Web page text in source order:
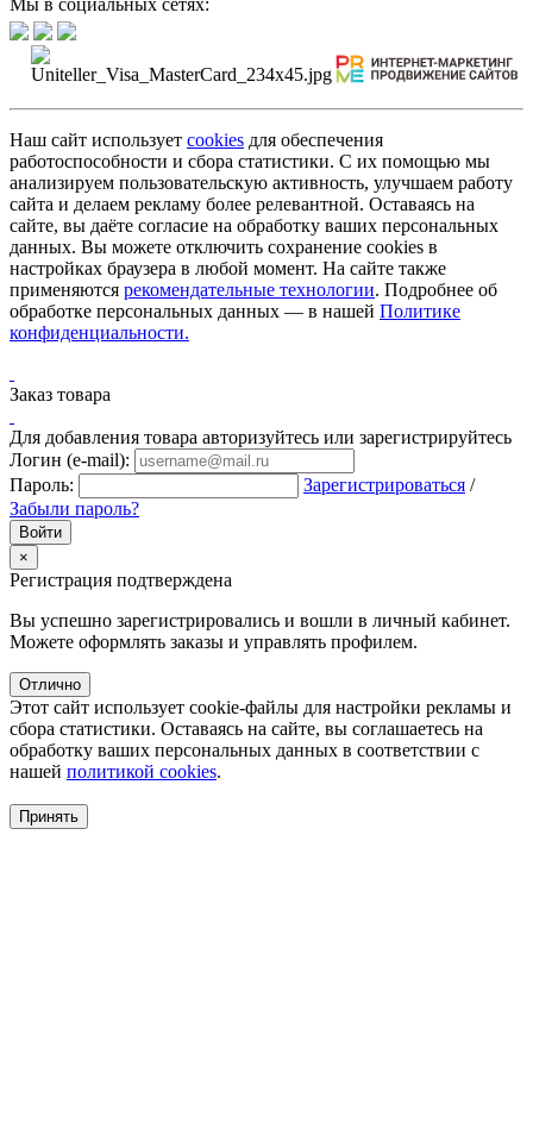
Наш сайт использует cookies для обеспечения
работоспособности и сбора статистики. С их помощью мы
анализируем пользовательскую активность, улучшаем работу
сайта и делаем рекламу более релевантной. Оставаясь на
сайте, вы даёте согласие на обработку ваших персональных
данных. Вы можете отключить сохранение cookies в
настройках браузера в любой момент. На сайте также
применяются рекомендательные технологии. Подробнее об
обработке персональных данных — в нашей Политике
конфиденциальности.
Заказ товара
Для добавления товара авторизуйтесь или зарегистрируйтесь
Логин (e-mail):
Пароль:
Зарегистрироваться /
Забыли пароль?
×
Регистрация подтверждена
Вы успешно зарегистрировались и вошли в личный кабинет.
Можете оформлять заказы и управлять профилем.
Отлично
Этот сайт использует cookie-файлы для настройки рекламы и
сбора статистики. Оставаясь на сайте, вы соглашаетесь на
обработку ваших персональных данных в соответствии с
нашей политикой cookies.
Принять